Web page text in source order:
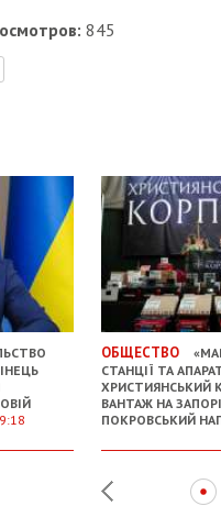
845
ОБЩЕСТВО
СТАНЦІЇ ТА
ХРИСТИЯНСЬКИЙ
ВАНТАЖ НА
ПОКРОВСЬКИЙ